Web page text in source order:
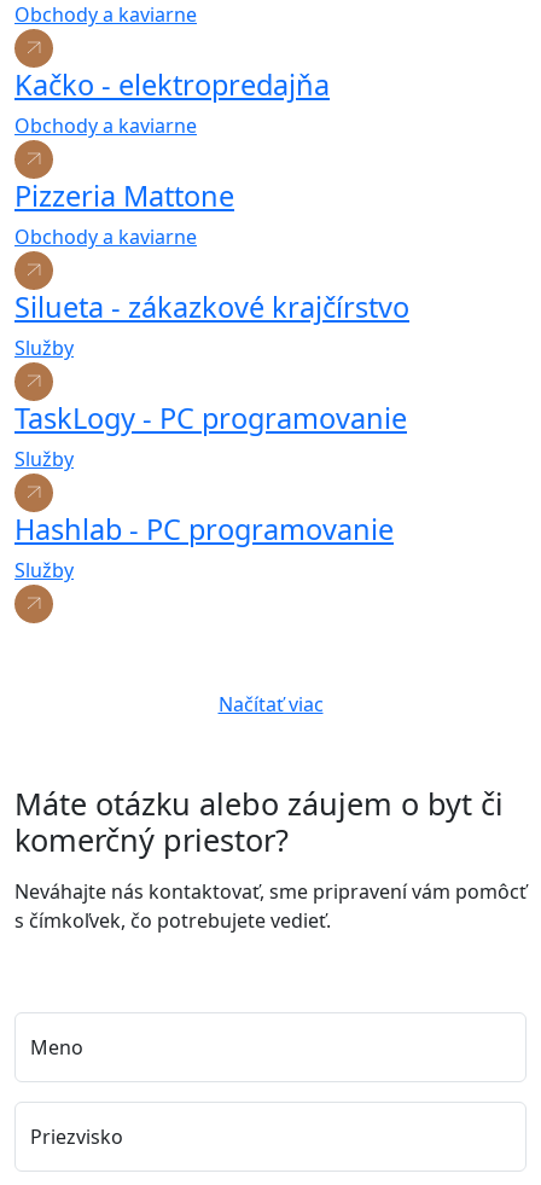
Obchody a kaviarne
Kačko - elektropredajňa
Obchody a kaviarne
Pizzeria Mattone
Obchody a kaviarne
Silueta - zákazkové krajčírstvo
Služby
TaskLogy - PC programovanie
Služby
Hashlab - PC programovanie
Služby
Načítať viac
Máte otázku alebo záujem o byt či
komerčný priestor?
Neváhajte nás kontaktovať, sme pripravení vám pomôcť
s čímkoľvek, čo potrebujete vedieť.
Meno
Priezvisko